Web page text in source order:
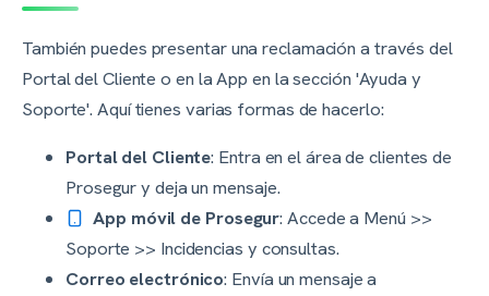
También puedes presentar una reclamación a través del
Portal del Cliente o en la App en la sección 'Ayuda y
Soporte'. Aquí tienes varias formas de hacerlo:
Portal del Cliente: Entra en el área de clientes de
Prosegur y deja un mensaje.
App móvil de Prosegur: Accede a Menú >>
Soporte >> Incidencias y consultas.
Correo electrónico: Envía un mensaje a